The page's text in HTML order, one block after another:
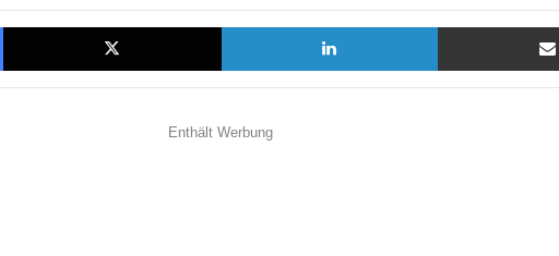
Facebook X LinkedIn
Enthält Werbung